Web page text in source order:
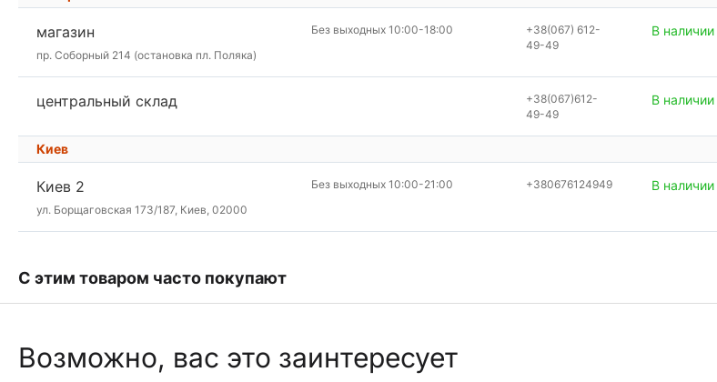
магазин
пр. Соборный 214 (остановка пл. Поляка)
Без выходных 10:00-18:00
+38(067) 612-
49-49
В наличии
центральный склад
+38(067)612-
49-49
В наличии
Киев
Киев 2
ул. Борщаговская 173/187, Киев, 02000
Без выходных 10:00-21:00 +380676124949 В наличии
С этим товаром часто покупают
Возможно, вас это заинтересует